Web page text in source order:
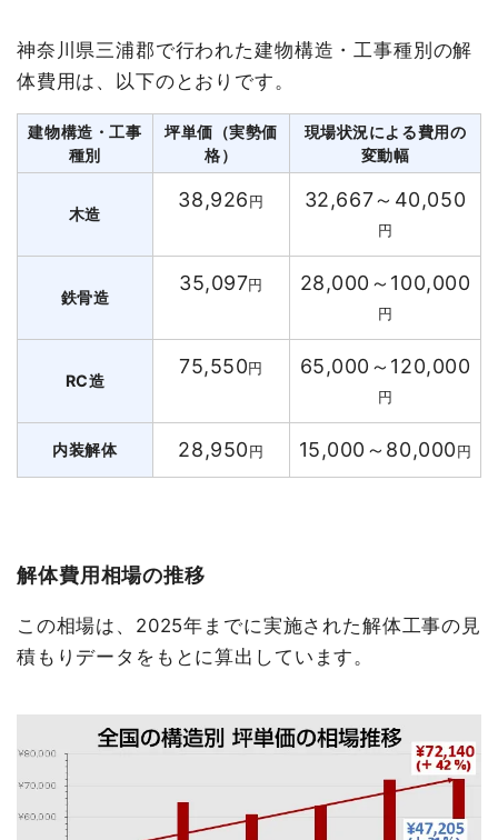
神奈川県三浦郡で行われた建物構造・工事種別の解
体費用は、以下のとおりです。
建物構造・工事
種別
坪単価（実勢価
格）
現場状況による費用の
変動幅
木造
38,926円 32,667～40,050
円
鉄骨造
35,097円 28,000～100,000
円
RC造
75,550円 65,000～120,000
円
内装解体 28,950円 15,000～80,000円
解体費用相場の推移
この相場は、2025年までに実施された解体工事の見
積もりデータをもとに算出しています。